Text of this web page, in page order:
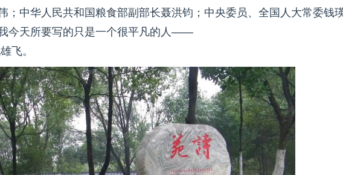
；中华人民共和国粮食部副部长聂洪钧；中央委员、全国人大常委钱
今天所要写的只是一个很平凡的人——
飞。